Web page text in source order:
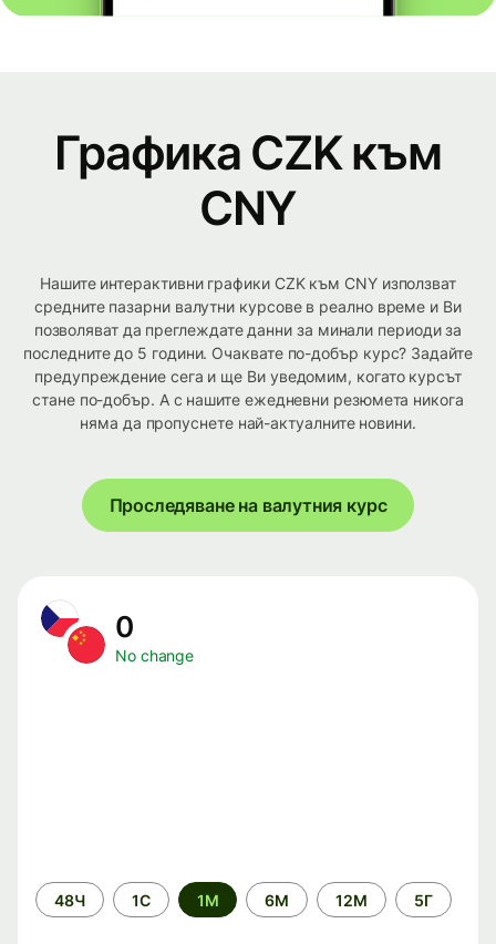
Графика CZK към
CNY
Нашите интерактивни графики CZK към CNY използват
средните пазарни валутни курсове в реално време и Ви
позволяват да преглеждате данни за минали периоди за
последните до 5 години. Очаквате по-добър курс? Задайте
предупреждение сега и ще Ви уведомим, когато курсът
стане по-добър. А с нашите ежедневни резюмета никога
няма да пропуснете най-актуалните новини.
Проследяване на валутния курс
0
No change
Time
period
48Ч 1С 1М 6М 12М 5Г